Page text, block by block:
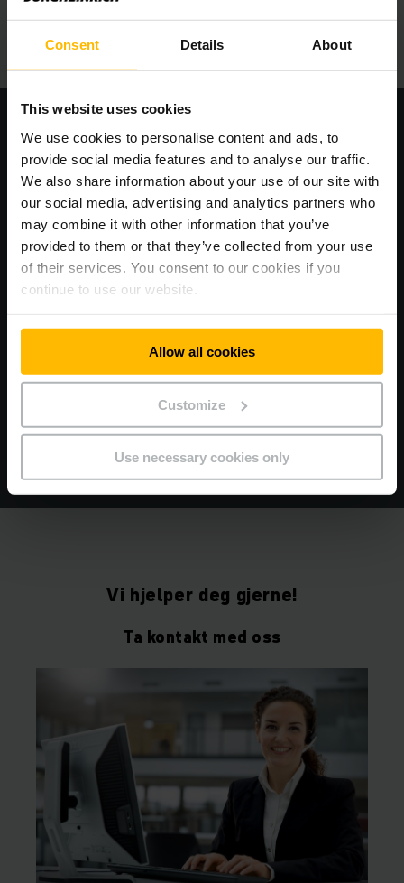
Consent Details About
This website uses cookies
We use cookies to personalise content and ads, to
provide social media features and to analyse our traffic.
We also share information about your use of our site with
our social media, advertising and analytics partners who
may combine it with other information that you’ve
provided to them or that they’ve collected from your use
of their services. You consent to our cookies if you
continue to use our website.
Allow all cookies
Customize
Use necessary cookies only
Registrer deg nå og dra nytte av korte
MER INFO
Vi hjelper deg gjerne!
Ta kontakt med oss